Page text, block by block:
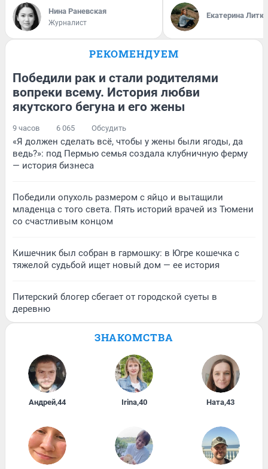
Нина Раневская
Журналист
Екатерина
РЕКОМЕНДУЕМ
Победили рак и стали родителями
вопреки всему. История любви
якутского бегуна и его жены
9 часов 6 065 Обсудить
«Я должен сделать всё, чтобы у жены были ягоды, да
ведь?»: под Пермью семья создала клубничную ферму
— история бизнеса
Победили опухоль размером с яйцо и вытащили
младенца с того света. Пять историй врачей из Тюмени
со счастливым концом
Кишечник был собран в гармошку: в Югре кошечка с
тяжелой судьбой ищет новый дом — ее история
Питерский блогер сбегает от городской суеты в
деревню
ЗНАКОМСТВА
Андрей,44 Irina,40 Ната,43